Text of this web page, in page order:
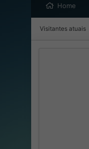
Home
Visitantes atuais